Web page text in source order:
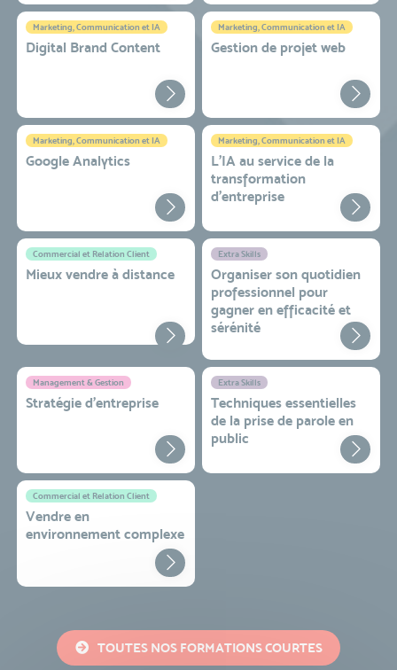
Marketing, Communication et IA
Digital Brand Content
Marketing, Communication et IA
Gestion de projet web
Marketing, Communication et IA
Google Analytics
Marketing, Communication et IA
L'IA au service de la
transformation
d'entreprise
Commercial et Relation Client
Mieux vendre à distance
Extra Skills
Organiser son quotidien
professionnel pour
gagner en efficacité et
sérénité
Management & Gestion
Stratégie d’entreprise
Extra Skills
Techniques essentielles
de la prise de parole en
public
Commercial et Relation Client
Vendre en
environnement complexe
TOUTES NOS FORMATIONS COURTES